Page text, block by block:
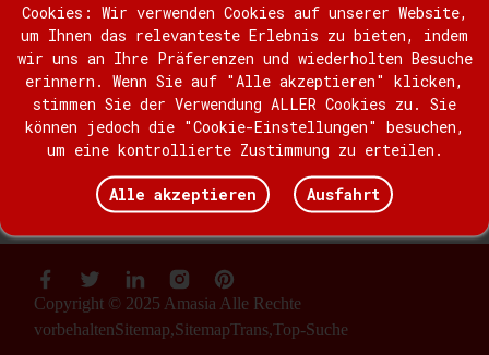
Aussenden
Copyright © 2025 Amasia Alle Rechte
vorbehaltenSitemap,SitemapTrans,Top-Suche
Cookies: Wir verwenden Cookies auf unserer Website,
um Ihnen das relevanteste Erlebnis zu bieten, indem
wir uns an Ihre Präferenzen und wiederholten Besuche
erinnern. Wenn Sie auf "Alle akzeptieren" klicken,
stimmen Sie der Verwendung ALLER Cookies zu. Sie
können jedoch die "Cookie-Einstellungen" besuchen,
um eine kontrollierte Zustimmung zu erteilen.
Alle akzeptieren Ausfahrt